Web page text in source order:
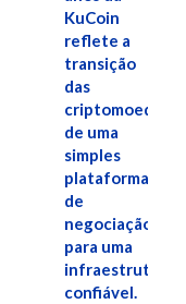
KuCoin
reflete a
transição
das
criptomoedas
de uma
simples
plataforma
de
negociação
para uma
infraestrutura
confiável.